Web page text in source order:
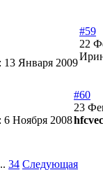
13 Января 2009
#59
22
6 Ноября 2008
#60
23
hfcvec
34 Следующая